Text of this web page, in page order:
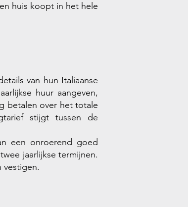
huis koopt in het hele
van hun Italiaanse
huur aangeven,
betalen over het totale
stijgt tussen de
een onroerend goed
jaarlijkse termijnen.
vestigen.